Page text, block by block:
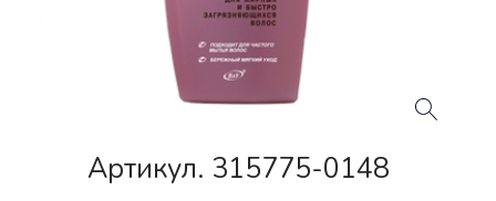
Артикул. 315775-0148